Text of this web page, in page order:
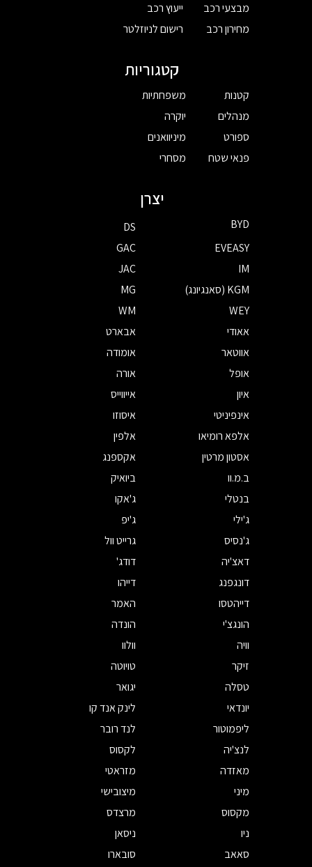
מבצעי רכב
מחירון רכב
ייעוץ רכב
רישום לניוזלטר
קטגוריות
קטנות
מנהלים
ספורט
פנאי שטח
משפחתיות
יוקרה
מיניוואנים
מסחרי
יצרן
BYD
DS
EVEASY
GAC
IM
JAC
KGM (סאנגיונג)
MG
WEY
WM
אאודי
אבארט
אווטאר
אומודה
אופל
אורה
איון
אייווייס
אינפיניטי
איסוזו
אלפא רומיאו
אלפין
אסטון מרטין
אקספנג
ב.מ.וו
ביואיק
בנטלי
ג'אקו
ג'ילי
ג'יפ
ג'נסיס
גרייט וול
דאצ'יה
דודג'
דונגפנג
דייהו
דייהטסו
האמר
הונגצ'י
הונדה
וויה
וולוו
זיקר
טויוטה
טסלה
יגואר
יונדאי
לינק אנד קו
ליפמוטור
לנד רובר
לנצ'יה
לקסוס
מאזדה
מזראטי
מיני
מיצובישי
מקסוס
מרצדס
ניו
ניסאן
סאאב
סובארו